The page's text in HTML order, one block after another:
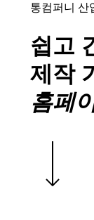
통컴퍼니 산
쉽고
제작
홈페